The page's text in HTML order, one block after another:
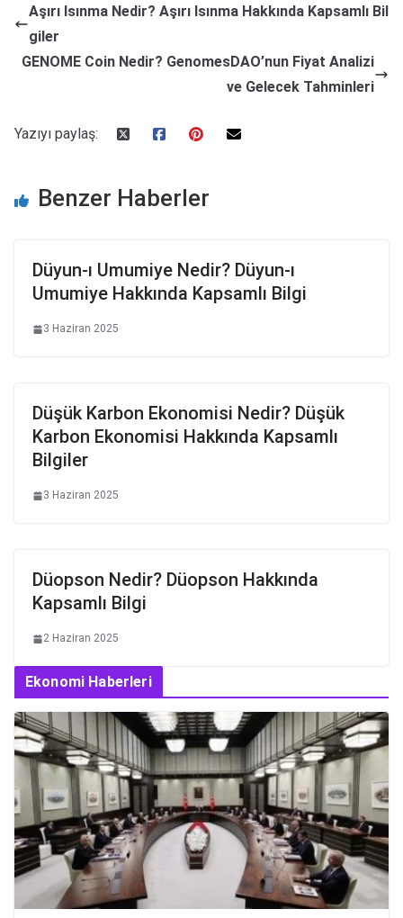
Aşırı Isınma Nedir? Aşırı Isınma Hakkında Kapsamlı Bil
giler
GENOME Coin Nedir? GenomesDAO’nun Fiyat Analizi
ve Gelecek Tahminleri
Yazıyı paylaş:
Benzer Haberler
Düyun-ı Umumiye Nedir? Düyun-ı
Umumiye Hakkında Kapsamlı Bilgi
3 Haziran 2025
Düşük Karbon Ekonomisi Nedir? Düşük
Karbon Ekonomisi Hakkında Kapsamlı
Bilgiler
3 Haziran 2025
Düopson Nedir? Düopson Hakkında
Kapsamlı Bilgi
2 Haziran 2025
Ekonomi Haberleri